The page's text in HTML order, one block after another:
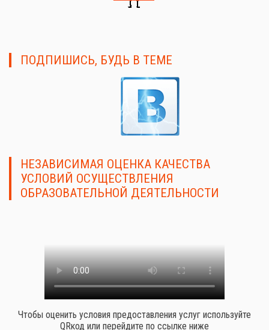
ПОДПИШИСЬ, БУДЬ В ТЕМЕ
НЕЗАВИСИМАЯ ОЦЕНКА КАЧЕСТВА
УСЛОВИЙ ОСУЩЕСТВЛЕНИЯ
ОБРАЗОВАТЕЛЬНОЙ ДЕЯТЕЛЬНОСТИ
Чтобы оценить условия предоставления услуг используйте
QRкод или перейдите по ссылке ниже